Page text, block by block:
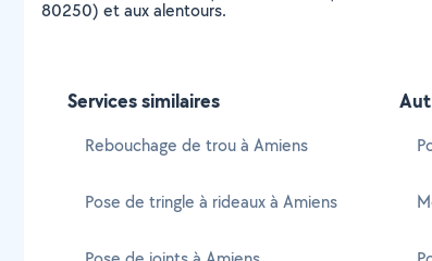
80250) et aux alentours.
Services similaires
Rebouchage de trou à Amiens
Pose de tringle à rideaux à Amiens